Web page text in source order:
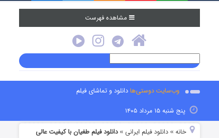
مشاهده فهرست
وب‌سایت دوستی‌هادانلود و تماشای فیلم
پنج شنبه ۱۵ مرداد ۱۴۰۵
خانه »دانلود فیلم‌ ایرانی »دانلود فیلم طغیان با کیفیت عالی